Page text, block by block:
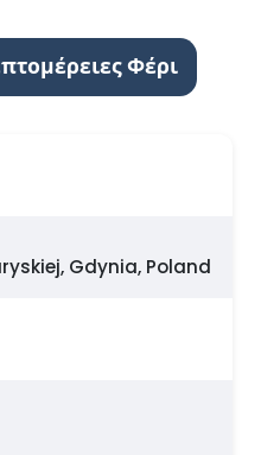
Φέρι
Gdynia, Poland